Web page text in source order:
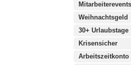
Mitarbeiterevents
Weihnachtsgeld
30+ Urlaubstage
Krisensicher
Arbeitszeitkonto